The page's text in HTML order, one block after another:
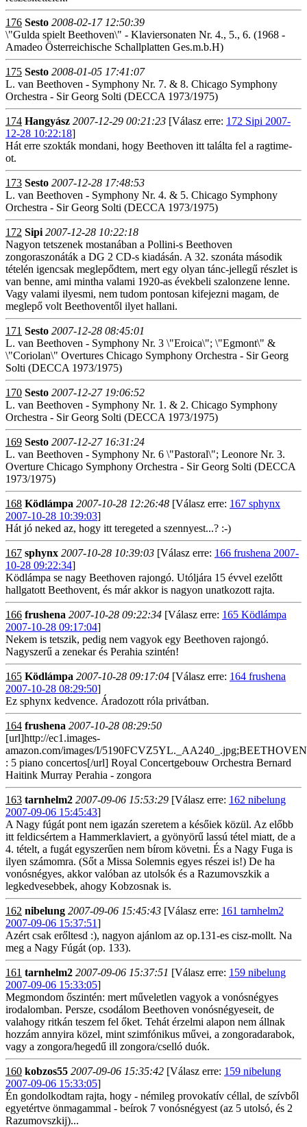
176 Sesto 2008-02-17 12:50:39
\"Gulda spielt Beethoven\" - Klaviersonaten Nr. 4., 5., 6. (1968 -
Amadeo Österreichische Schallplatten Ges.m.b.H)
175 Sesto 2008-01-05 17:41:07
L. van Beethoven - Symphony Nr. 7. & 8. Chicago Symphony
Orchestra - Sir Georg Solti (DECCA 1973/1975)
174 Hangyász 2007-12-29 00:21:23 [Válasz erre: 172 Sipi 2007-
12-28 10:22:18]
Hát erre szokták mondani, hogy Beethoven itt találta fel a ragtime-
ot.
173 Sesto 2007-12-28 17:48:53
L. van Beethoven - Symphony Nr. 4. & 5. Chicago Symphony
Orchestra - Sir Georg Solti (DECCA 1973/1975)
172 Sipi 2007-12-28 10:22:18
Nagyon tetszenek mostanában a Pollini-s Beethoven
zongoraszonáták a DG 2 CD-s kiadásán. A 32. szonáta második
tételén igencsak meglepődtem, mert egy olyan tánc-jellegű részlet is
van benne, ami mintha valami 1920-as évekbeli szalonzene lenne.
Vagy valami ilyesmi, nem tudom pontosan kifejezni magam, de
meglepő volt Beethoventől ilyet hallani.
171 Sesto 2007-12-28 08:45:01
L. van Beethoven - Symphony Nr. 3 \"Eroica\"; \"Egmont\" &
\"Coriolan\" Overtures Chicago Symphony Orchestra - Sir Georg
Solti (DECCA 1973/1975)
170 Sesto 2007-12-27 19:06:52
L. van Beethoven - Symphony Nr. 1. & 2. Chicago Symphony
Orchestra - Sir Georg Solti (DECCA 1973/1975)
169 Sesto 2007-12-27 16:31:24
L. van Beethoven - Symphony Nr. 6 \"Pastoral\"; Leonore Nr. 3.
Overture Chicago Symphony Orchestra - Sir Georg Solti (DECCA
1973/1975)
168 Ködlámpa 2007-10-28 12:26:48 [Válasz erre: 167 sphynx
2007-10-28 10:39:03]
Hát jó neked az, hogy itt teregeted a szennyest...? :-)
167 sphynx 2007-10-28 10:39:03 [Válasz erre: 166 frushena 2007-
10-28 09:22:34]
Ködlámpa se nagy Beethoven rajongó. Utóljára 15 évvel ezelőtt
hallgatott Beethovent, és már akkor is nagyon unatkozott rajta.
166 frushena 2007-10-28 09:22:34 [Válasz erre: 165 Ködlámpa
2007-10-28 09:17:04]
Nekem is tetszik, pedig nem vagyok egy Beethoven rajongó.
Nagyszerű a zenekar és Perahia szintén!
165 Ködlámpa 2007-10-28 09:17:04 [Válasz erre: 164 frushena
2007-10-28 08:29:50]
Ez sphynx kedvence. Áradozott róla privátban.
164 frushena 2007-10-28 08:29:50
[url]http://ec1.images-
amazon.com/images/I/5190FCVZ5YL._AA240_.jpg;BEETHOVEN
: 5 piano concertos[/url] Royal Concertgebouw Orchestra Bernard
Haitink Murray Perahia - zongora
163 tarnhelm2 2007-09-06 15:53:29 [Válasz erre: 162 nibelung
2007-09-06 15:45:43]
A Nagy fúgát pont nem igazán szeretem a későiek közül. Az előbb
itt feldicsértem a Hammerklaviert, a gyönyörű lassú tétel miatt, de a
4. tételt, a fugát egyszerűen nem bírom követni. És a Nagy Fuga is
ilyen számomra. (Sőt a Missa Solemnis egyes részei is!) De ha
vonósnégyes, akkor valóban az utolsók és a Razumovszkik a
legkedvesebbek, ahogy Kobzosnak is.
162 nibelung 2007-09-06 15:45:43 [Válasz erre: 161 tarnhelm2
2007-09-06 15:37:51]
Azért csak erőltesd :), nagyon ajánlom az op.131-es cisz-mollt. Na
meg a Nagy Fúgát (op. 133).
161 tarnhelm2 2007-09-06 15:37:51 [Válasz erre: 159 nibelung
2007-09-06 15:33:05]
Megmondom őszintén: mert műveletlen vagyok a vonósnégyes
irodalomban. Persze, csodálom Beethoven vonósnégyeseit, de
valahogy ritkán teszem fel őket. Tehát érzelmi alapon nem állnak
hozzám annyira közel, mint szimfónikus művei, a zongoradarabok,
vagy a zongora/hegedű ill zongora/cselló duók.
160 kobzos55 2007-09-06 15:35:42 [Válasz erre: 159 nibelung
2007-09-06 15:33:05]
Én gondolkodtam rajta, hogy - némileg provokatív céllal, de szívből
egyetértve önmagammal - beírok 7 vonósnégyest (az 5 utolsó, és 2
Razumovszkij)...